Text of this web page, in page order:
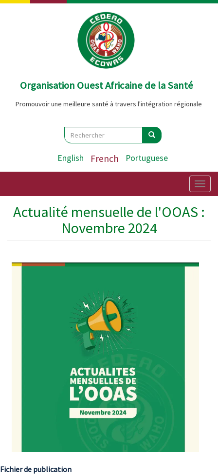
Aller
Organisation Ouest Africaine de la Santé
Promouvoir une meilleure santé à travers l'intégration régionale
Search
Rechercher Rechercher
English French Portuguese
Actualité mensuelle de l'OOAS :
Novembre 2024
Fichier de publication